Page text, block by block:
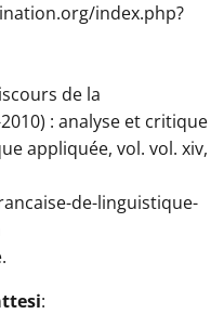
index.php?
de la
: analyse et critique
appliquée, vol. vol. xiv,
de-linguistique-
: